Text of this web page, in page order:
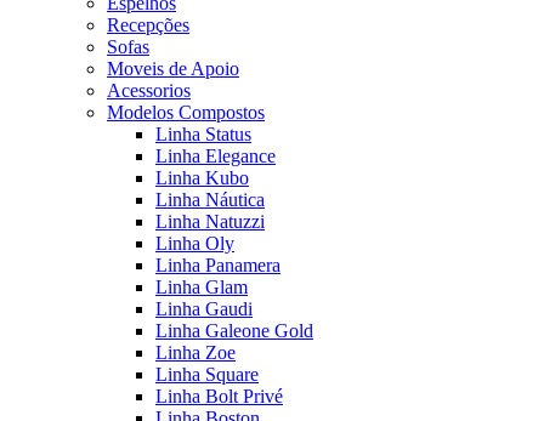
Recepções
Sofas
Moveis de Apoio
Acessorios
Modelos Compostos
Linha Status
Linha Elegance
Linha Kubo
Linha Náutica
Linha Natuzzi
Linha Oly
Linha Panamera
Linha Glam
Linha Gaudi
Linha Galeone Gold
Linha Zoe
Linha Square
Linha Bolt Privé